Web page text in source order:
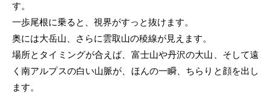
す。
一歩尾根に乗ると、視界がすっと抜けます。
奥には大岳山、さらに雲取山の稜線が見えます。
場所とタイミングが合えば、富士山や丹沢の大山、そして遠
く南アルプスの白い山脈が、ほんの一瞬、ちらりと顔を出し
ます。